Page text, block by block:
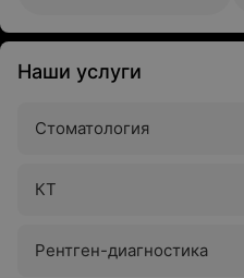
Наши услуги
Стоматология
КТ
Рентген-диагностика